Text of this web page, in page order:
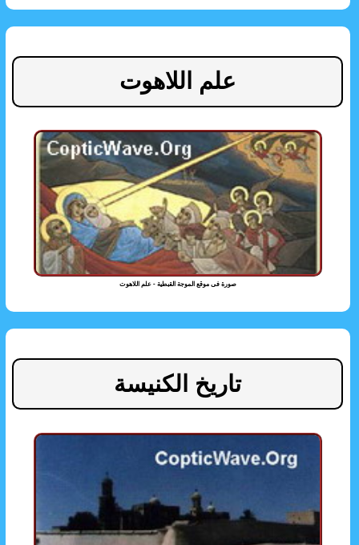
علم اللاهوت
صورة فى موقع الموجة القبطية - علم اللاهوت
تاريخ الكنيسة